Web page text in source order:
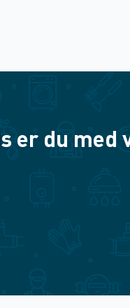
er du med